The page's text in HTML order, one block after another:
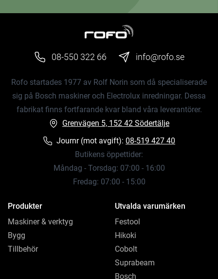
08-550 322 66 info@rofo.se
Rofo startades 1977 av Rolf Norin som då specialiserade
sig på Bosch maskiner och Electrolux inredningar. Dessa
fabrikat finns fortfarande kvar bland våra leverantörer.
Grenvägen 5, 152 42 Södertälje
Journr (mot avgift): 08-519 427 40
Butikens öppettider:
Måndag - Torsdag: 07:00 - 16:00
Fredag: 07:00 - 15:00
Produkter
Maskiner & verktyg
Bygg
Tillbehör
Utvalda varumärken
Festool
Hikoki
Cobolt
Suprabeam
Bosch